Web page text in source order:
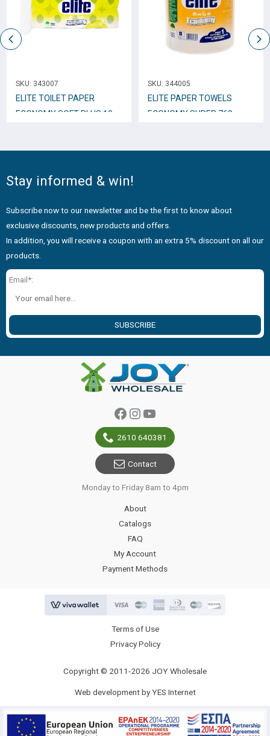
SKU: 343007
ELITE TOILET PAPER
ECONOMY SOFT PLUS 10
SKU: 344005
ELITE PAPER TOWELS
ECONOMY SUPER 760gr
Stay informed & win!
Subscribe now to our newsletter and be the first to know about
exclusive discounts, new products and offers.
In addition, you will receive a coupon with an extra 5% discount on all our
products.
Email*:
SUBSCRIBE
Facebook
Instagram
YouTube
2610 640381
Contact
Monday to Friday 8am to 4pm
About
Catalogs
FAQ
My Account
Payment Methods
Terms of Use
Privacy Policy
Copyright © 2011-2026 JOY Wholesale
Web development by YES Internet